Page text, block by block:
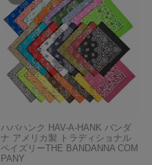
ハバハンク HAV-A-HANK バンダ
ナ アメリカ製 トラディショナル
ペイズリーTHE BANDANNA COM
PANY